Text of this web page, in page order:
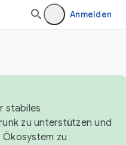
Anmelden
stabiles
zu unterstützen und
zu